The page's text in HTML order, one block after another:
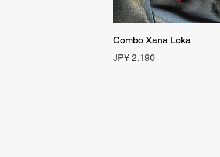
Visualização rápida
Combo Xana Loka
Preço
JP¥ 2.190